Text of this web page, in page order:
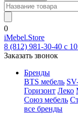
0
iMebel.Store
8 (812) 981-30-40 c
Заказать звонок
Бренды
BTS мебель
Горизонт Леко
Союз мебель
все бренды